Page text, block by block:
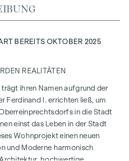
BEREITS OKTOBER 2025
REALITÄTEN
trägt ihren Namen aufgrund der
Ferdinand I. errichten ließ, um
in die Stadt
einst das Leben in der Stadt
Wohnprojekt einen neuen
und Moderne harmonisch